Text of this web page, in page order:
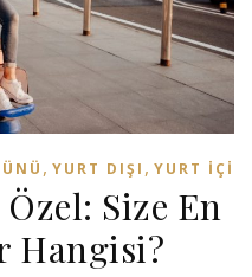
, YURT DIŞI , YURT İÇI
Size En
Hangisi?